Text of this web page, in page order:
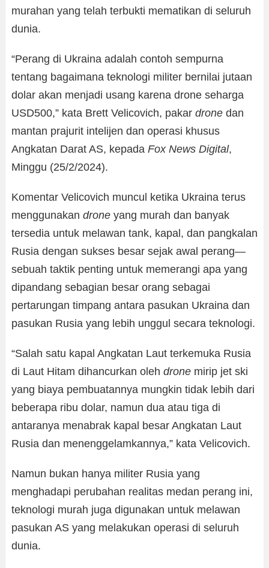
murahan yang telah terbukti mematikan di seluruh
dunia.
“Perang di Ukraina adalah contoh sempurna
tentang bagaimana teknologi militer bernilai jutaan
dolar akan menjadi usang karena drone seharga
USD500,” kata Brett Velicovich, pakar drone dan
mantan prajurit intelijen dan operasi khusus
Angkatan Darat AS, kepada Fox News Digital,
Minggu (25/2/2024).
Komentar Velicovich muncul ketika Ukraina terus
menggunakan drone yang murah dan banyak
tersedia untuk melawan tank, kapal, dan pangkalan
Rusia dengan sukses besar sejak awal perang—
sebuah taktik penting untuk memerangi apa yang
dipandang sebagian besar orang sebagai
pertarungan timpang antara pasukan Ukraina dan
pasukan Rusia yang lebih unggul secara teknologi.
“Salah satu kapal Angkatan Laut terkemuka Rusia
di Laut Hitam dihancurkan oleh drone mirip jet ski
yang biaya pembuatannya mungkin tidak lebih dari
beberapa ribu dolar, namun dua atau tiga di
antaranya menabrak kapal besar Angkatan Laut
Rusia dan menenggelamkannya,” kata Velicovich.
Namun bukan hanya militer Rusia yang
menghadapi perubahan realitas medan perang ini,
teknologi murah juga digunakan untuk melawan
pasukan AS yang melakukan operasi di seluruh
dunia.